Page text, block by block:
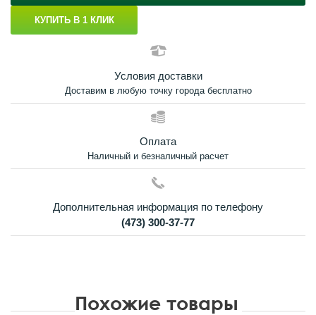
КУПИТЬ В 1 КЛИК
Условия доставки
Доставим в любую точку города бесплатно
Оплата
Наличный и безналичный расчет
Дополнительная информация по телефону
(473) 300-37-77
Похожие товары